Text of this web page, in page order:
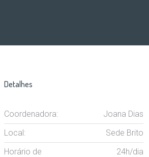
Detalhes
Coordenadora:
Joana Dias
Local:
Sede Brito
Horário de
24h/dia